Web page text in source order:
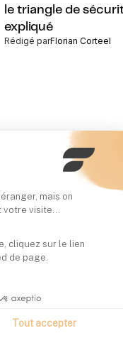
mais on
visite...
cliquez sur le lien
de page.
Tout accepter
le triangle de
expliqué
Rédigé parFlorian Corteel